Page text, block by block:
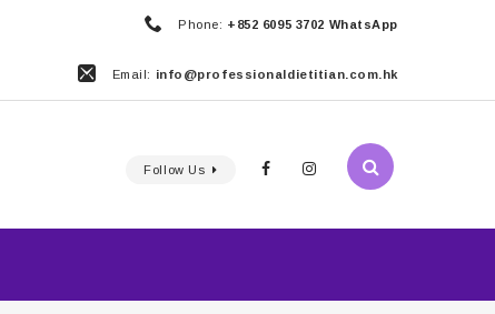
Phone: +852 6095 3702 WhatsApp
Email: info@professionaldietitian.com.hk
Follow Us